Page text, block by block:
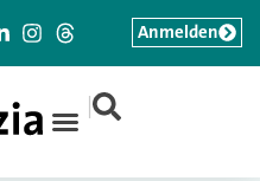
|
Anmelden